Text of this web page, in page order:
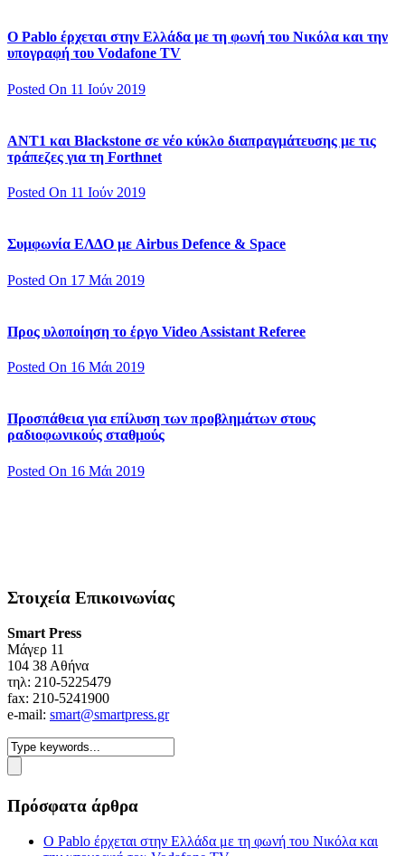
Ο Pablo έρχεται στην Ελλάδα με τη φωνή του Νικόλα και την
υπογραφή του Vodafone TV
Posted On 11 Ιούν 2019
ΑΝΤ1 και Blackstone σε νέο κύκλο διαπραγμάτευσης με τις
τράπεζες για τη Forthnet
Posted On 11 Ιούν 2019
Συμφωνία ΕΛΔΟ με Airbus Defence & Space
Posted On 17 Μάι 2019
Προς υλοποίηση το έργο Video Assistant Referee
Posted On 16 Μάι 2019
Προσπάθεια για επίλυση των προβλημάτων στους
ραδιοφωνικούς σταθμούς
Posted On 16 Μάι 2019
Στοιχεία Επικοινωνίας
Smart Press
Mάγερ 11
104 38 Αθήνα
τηλ: 210-5225479
fax: 210-5241900
e-mail: smart@smartpress.gr
Πρόσφατα άρθρα
Ο Pablo έρχεται στην Ελλάδα με τη φωνή του Νικόλα και